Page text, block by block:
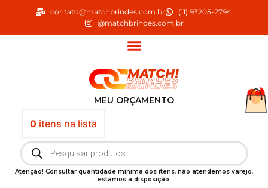
o
contato@matchbrindes.com.br
(11) 93205-2794
@matchbrindes.com.br
MEU ORÇAMENTO
0itens na lista
Pesquisar
produtos
Atenção! Consultar quantidade mínima dos itens, não atendemos varejo,
estamos à disposição.